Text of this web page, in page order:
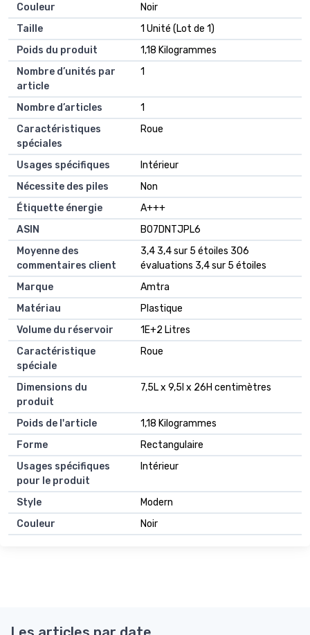
Couleur
‎Noir
Taille
‎1 Unité (Lot de 1)
Poids du produit
‎1,18 Kilogrammes
Nombre d’unités par
article
‎1
Nombre d’articles
‎1
Caractéristiques
spéciales
‎Roue
Usages spécifiques
‎Intérieur
Nécessite des piles
‎Non
Étiquette énergie
‎A+++
ASIN
B07DNTJPL6
Moyenne des
commentaires client
3,4 3,4 sur 5 étoiles 306
évaluations 3,4 sur 5 étoiles
Marque
Amtra
Matériau
Plastique
Volume du réservoir
1E+2 Litres
Caractéristique
spéciale
Roue
Dimensions du
produit
7,5L x 9,5l x 26H centimètres
Poids de l'article
1,18 Kilogrammes
Forme
Rectangulaire
Usages spécifiques
pour le produit
Intérieur
Style
Modern
Couleur
Noir